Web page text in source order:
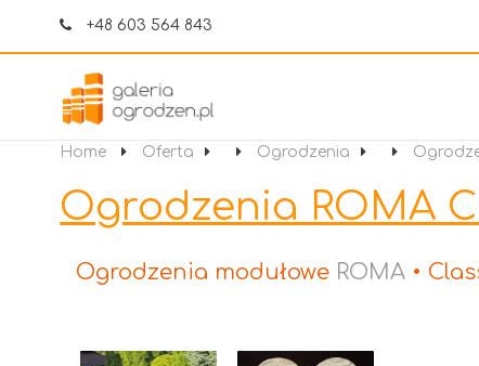
+48 603 564 843
Home Oferta Ogrodzenia
Ogrodzenia ROMA
Ogrodzenia modułowe ROMA •